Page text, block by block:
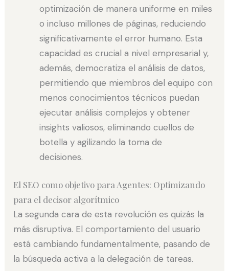
optimización de manera uniforme en miles
o incluso millones de páginas, reduciendo
significativamente el error humano. Esta
capacidad es crucial a nivel empresarial y,
además, democratiza el análisis de datos,
permitiendo que miembros del equipo con
menos conocimientos técnicos puedan
ejecutar análisis complejos y obtener
insights valiosos, eliminando cuellos de
botella y agilizando la toma de
decisiones.
El SEO como objetivo para Agentes: Optimizando
para el decisor algorítmico
La segunda cara de esta revolución es quizás la
más disruptiva. El comportamiento del usuario
está cambiando fundamentalmente, pasando de
la búsqueda activa a la delegación de tareas.